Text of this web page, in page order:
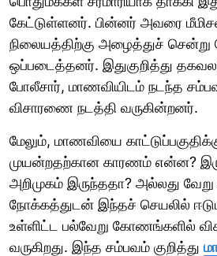
கேட்டுள்ளனர். பின்னர் அவரை
நிலையத்திற்கு அழைத்துச் சென்று
ஒப்படைத்தனர். இதுகுறித்து
போலீசார், மாணவியிடம் நடந்த
விசாரணை நடத்தி வருகின்றனர்.
மேலும், மாணவியை
முயன்றதற்கான காரணம் என்ன?
அறிமுகம் இருந்ததா? அல்லது
நோக்கத்துடன் இந்தச் செயலில்
உள்ளிட்ட பல்வேறு கோணங்களில்
வருகிறது. இந்த சம்பவம் குறித்து